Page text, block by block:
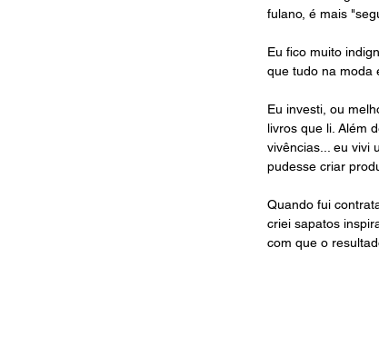
fulano, é mais
Eu fico muito
que tudo na moda
Eu investi, ou
livros que li. Além
vivências... eu vivi
pudesse criar
Quando fui
criei sapatos
com que o